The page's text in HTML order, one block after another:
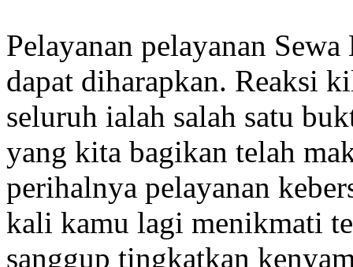
Pelayanan pelayanan
dapat diharapkan. Reaksi
seluruh ialah salah satu
yang kita bagikan telah
perihalnya pelayanan
kali kamu lagi menikmati
sanggup tingkatkan